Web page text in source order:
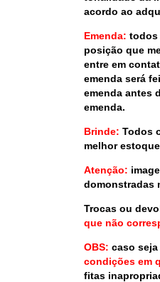
acordo ao
Emenda: todos
posição que
entre em
emenda será
emenda antes
emenda.
Brinde: Todos
melhor
Atenção:
domonstradas
Trocas ou
que não
OBS: caso
condições em
fitas